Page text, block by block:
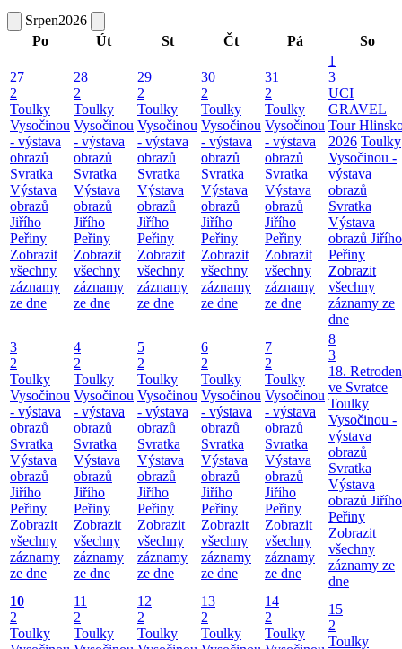
Srpen2026
Po
Út St Čt Pá So
27
2
Toulky
Vysočinou
- výstava
obrazů
Svratka
Výstava
obrazů
Jiřího
Peřiny
Zobrazit
všechny
záznamy
ze dne
28
2
Toulky
Vysočinou
- výstava
obrazů
Svratka
Výstava
obrazů
Jiřího
Peřiny
Zobrazit
všechny
záznamy
ze dne
29
2
Toulky
Vysočinou
- výstava
obrazů
Svratka
Výstava
obrazů
Jiřího
Peřiny
Zobrazit
všechny
záznamy
ze dne
30
2
Toulky
Vysočinou
- výstava
obrazů
Svratka
Výstava
obrazů
Jiřího
Peřiny
Zobrazit
všechny
záznamy
ze dne
31
2
Toulky
Vysočinou
- výstava
obrazů
Svratka
Výstava
obrazů
Jiřího
Peřiny
Zobrazit
všechny
záznamy
ze dne
1
3
UCI
GRAVEL
Tour
2026 Toulky
Vysočinou -
výstava
obrazů
Svratka
Výstava
obrazů Jiřího
Peřiny
Zobrazit
všechny
záznamy ze
dne
3
2
Toulky
Vysočinou
- výstava
obrazů
Svratka
Výstava
obrazů
Jiřího
Peřiny
Zobrazit
všechny
záznamy
ze dne
4
2
Toulky
Vysočinou
- výstava
obrazů
Svratka
Výstava
obrazů
Jiřího
Peřiny
Zobrazit
všechny
záznamy
ze dne
5
2
Toulky
Vysočinou
- výstava
obrazů
Svratka
Výstava
obrazů
Jiřího
Peřiny
Zobrazit
všechny
záznamy
ze dne
6
2
Toulky
Vysočinou
- výstava
obrazů
Svratka
Výstava
obrazů
Jiřího
Peřiny
Zobrazit
všechny
záznamy
ze dne
7
2
Toulky
Vysočinou
- výstava
obrazů
Svratka
Výstava
obrazů
Jiřího
Peřiny
Zobrazit
všechny
záznamy
ze dne
8
3
18. Retroden
ve Svratce
Toulky
Vysočinou -
výstava
obrazů
Svratka
Výstava
obrazů Jiřího
Peřiny
Zobrazit
všechny
záznamy ze
dne
10
2
Toulky
11
2
Toulky
12
2
Toulky
13
2
Toulky
14
2
Toulky
15
2
Toulky